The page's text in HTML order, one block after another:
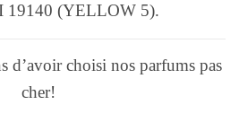
19140 (YELLOW 5).
d’avoir choisi nos parfums pas
cher!